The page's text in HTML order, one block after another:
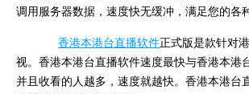
调用服务器数据，速度快无缓冲，满足您的各
香港本港台直播软件正式版是款针对
视。香港本港台直播软件速度最快与香港本港
并且收看的人越多，速度就越快。香港本港台